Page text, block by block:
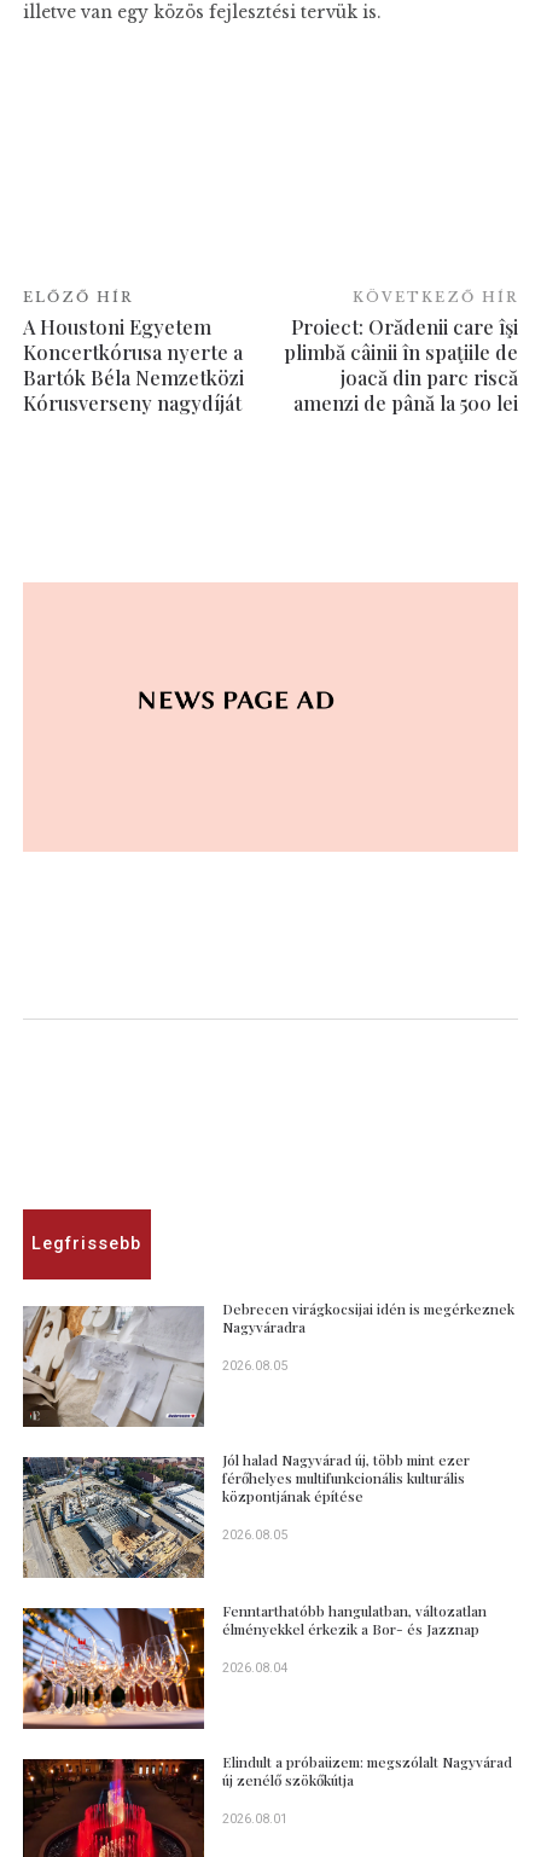
illetve van egy közös fejlesztési tervük is.
ELŐZŐ HÍR
A Houstoni Egyetem
Koncertkórusa nyerte a
Bartók Béla Nemzetközi
Kórusverseny nagydíját
KÖVETKEZŐ HÍR
Proiect: Orădenii care îşi
plimbă câinii în spaţiile de
joacă din parc riscă
amenzi de până la 500 lei
Legfrissebb
Debrecen virágkocsijai idén is megérkeznek
Nagyváradra
2026.08.05
Jól halad Nagyvárad új, több mint ezer
férőhelyes multifunkcionális kulturális
központjának építése
2026.08.05
Fenntarthatóbb hangulatban, változatlan
élményekkel érkezik a Bor- és Jazznap
2026.08.04
Elindult a próbaüzem: megszólalt Nagyvárad
új zenélő szökőkútja
2026.08.01